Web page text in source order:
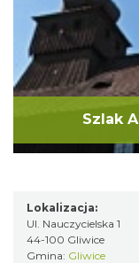
Szlak
Lokalizacja:
Ul. Nauczycielska 1
44-100 Gliwice
Gmina: Gliwice